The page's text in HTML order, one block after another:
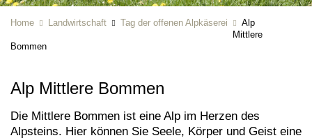
Home Landwirtschaft Tag der offenen Alpkäserei
Alp
Mittlere
Bommen
Alp Mittlere Bommen
Die Mittlere Bommen ist eine Alp im Herzen des
Alpsteins. Hier können Sie Seele, Körper und Geist eine